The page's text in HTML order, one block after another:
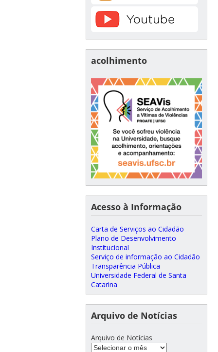
acolhimento
Acesso à Informação
Carta de Serviços ao Cidadão
Plano de Desenvolvimento
Institucional
Serviço de informação ao Cidadão
Transparência Pública
Universidade Federal de Santa
Catarina
Arquivo de Notícias
Arquivo de Notícias